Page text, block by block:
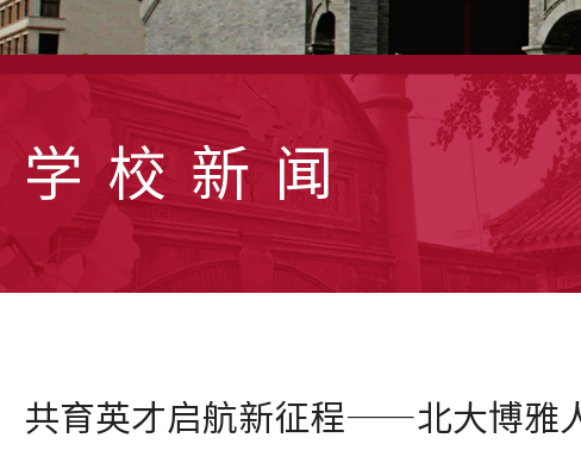
学校新闻
共育英才启航新征程——北大博雅